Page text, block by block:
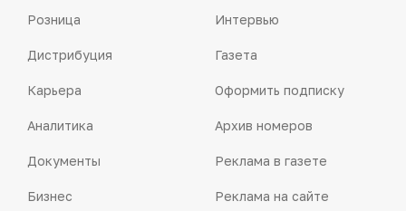
Розница
Дистрибуция
Карьера
Аналитика
Документы
Бизнес
Интервью
Газета
Оформить подписку
Архив номеров
Реклама в газете
Реклама на сайте